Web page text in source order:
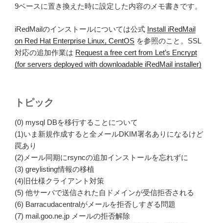
9ベースに置き換えた時に設定した内容のメモ書きです。
iRedMailのインストールについては公式 Install iRedMail
on Red Hat Enterprise Linux, CentOS を参照のこと。SSL
対応の追加作業は Request a free cert from Let’s Encrypt
(for servers deployed with downloadable iRedMail installer)
トピック
(0) mysql DBを移行することについて
(1)いま新規作成すると全メールDKIM署名ありになるけど
罠あり
(2)メール同期にrsyncの追加インストールを忘れずに
(3) greylisting情報の移植
(4)旧仕様クライアント対策
(5) 他サーバで送信された自ドメインが受信拒否される
(6) Barracudacentralがメールを拒否しすぎる問題
(7) mail.goo.ne.jp メールの拒否解除